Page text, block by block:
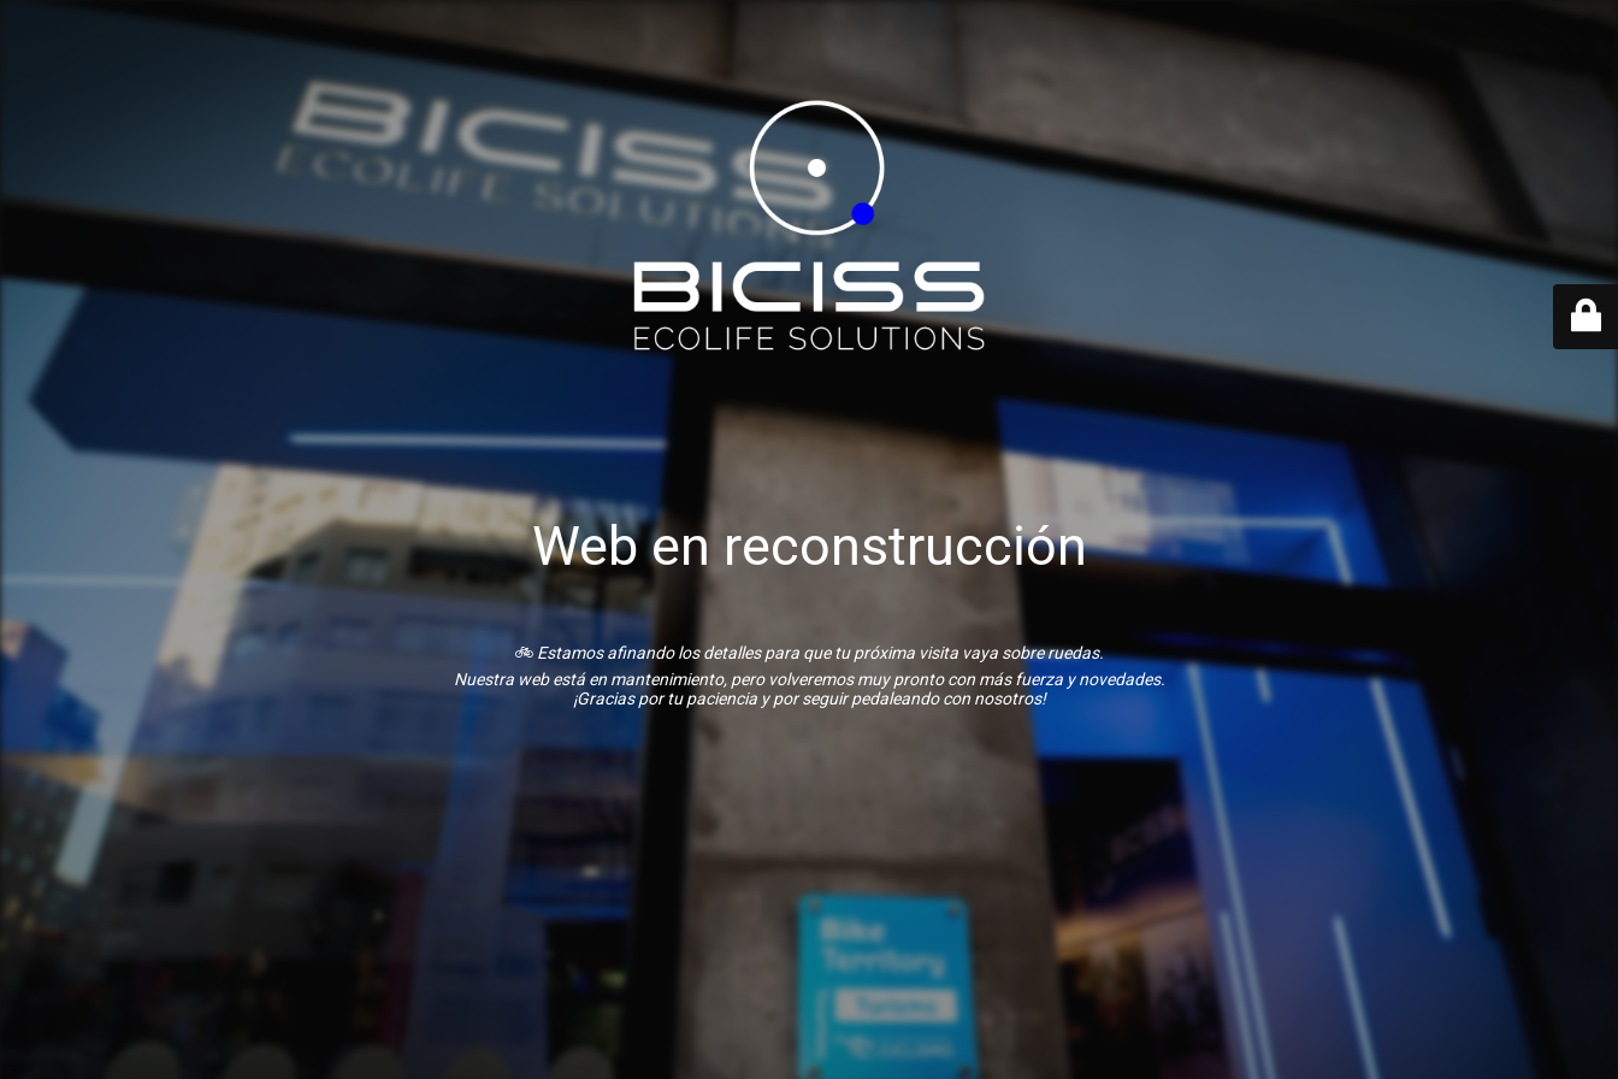
Web en reconstrucción
🚲 Estamos afinando los detalles para que tu próxima visita vaya sobre ruedas.
Nuestra web está en mantenimiento, pero volveremos muy pronto con más fuerza y novedades.
¡Gracias por tu paciencia y por seguir pedaleando con nosotros!